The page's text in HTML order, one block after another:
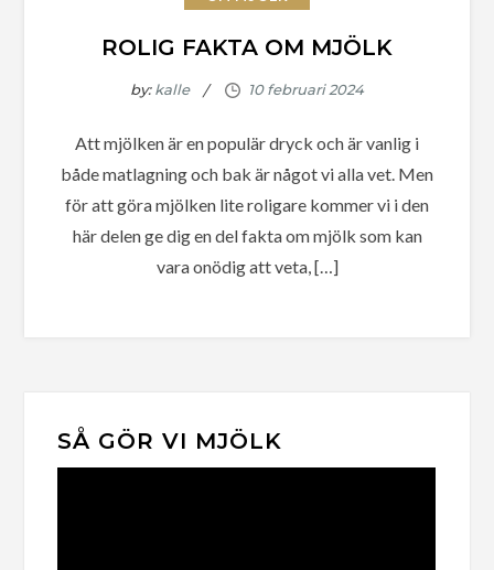
ROLIG FAKTA OM MJÖLK
by:kalle
Att mjölken är en populär dryck och är vanlig i
både matlagning och bak är något vi alla vet. Men
för att göra mjölken lite roligare kommer vi i den
här delen ge dig en del fakta om mjölk som kan
vara onödig att veta, […]
SÅ GÖR VI MJÖLK